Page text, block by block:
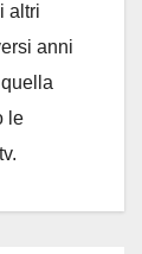
altri
anni
le